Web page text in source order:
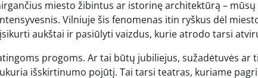
miesto žibintus ar istorinę architektūrą – mūsų
Vilniuje šis fenomenas itin ryškus dėl
aukštai ir pasiūlyti vaizdus, kurie atrodo tarsi
progoms. Ar tai būtų jubiliejus, sužadėtuvės ar
išskirtinumo pojūtį. Tai tarsi teatras, kuriame